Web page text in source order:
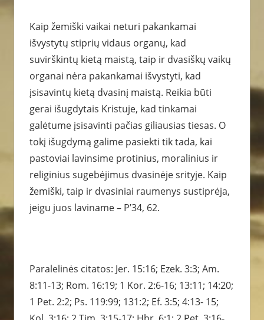
Kaip žemiški vaikai neturi pakankamai
išvystytų stiprių vidaus organų, kad
suvirškintų kietą maistą, taip ir dvasiškų vaikų
organai nėra pakankamai išvystyti, kad
įsisavintų kietą dvasinį maistą. Reikia būti
gerai išugdytais Kristuje, kad tinkamai
galėtume įsisavinti pačias giliausias tiesas. O
tokį išugdymą galime pasiekti tik tada, kai
pastoviai lavinsime protinius, moralinius ir
religinius sugebėjimus dvasinėje srityje. Kaip
žemiški, taip ir dvasiniai raumenys sustiprėja,
jeigu juos laviname – P’34, 62.
Paralelinės citatos: Jer. 15:16; Ezek. 3:3; Am.
8:11-13; Rom. 16:19; 1 Kor. 2:6-16; 13:11; 14:20;
1 Pet. 2:2; Ps. 119:99; 131:2; Ef. 3:5; 4:13- 15;